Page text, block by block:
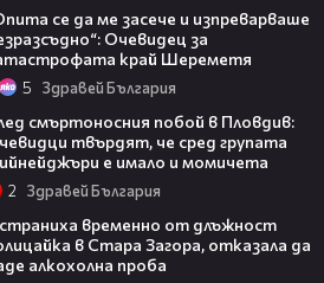
се да ме засече и изпреварваше
Очевидец за
край Шереметя
5 Здравей България
смъртоносния побой в Пловдив:
твърдят, че сред групата
е имало и момичета
2 Здравей България
временно от длъжност
в Стара Загора, отказала да
алкохолна проба